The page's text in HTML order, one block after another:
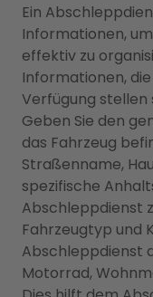
Ein
Informationen,
effektiv zu
Informationen,
Verfügung stellen
Geben Sie den
das Fahrzeug
Straßenname,
spezifische
Abschleppdienst
Fahrzeugtyp und
Abschleppdienst
Motorrad,